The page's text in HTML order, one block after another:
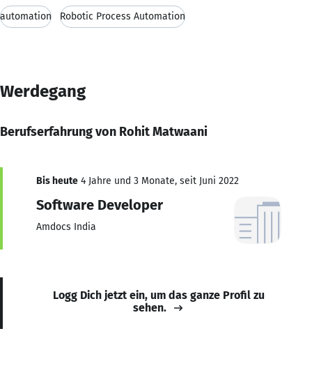
automation Robotic Process Automation
Werdegang
Berufserfahrung von Rohit Matwaani
Bis heute 4 Jahre und 3 Monate, seit Juni 2022
Software Developer
Amdocs India
Logg Dich jetzt ein, um das ganze Profil zu
sehen.